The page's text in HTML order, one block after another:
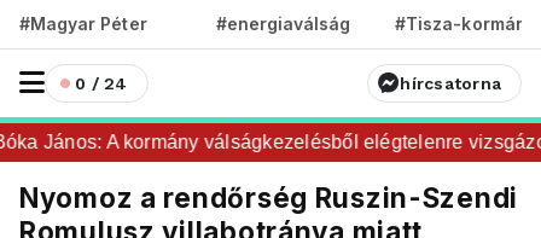
#Magyar Péter #energiaválság #Tisza-kormány
0 / 24 hírcsatorna
János: A kormány válságkezelésből elégtelenre vizsgázott
Nyomoz a rendőrség Ruszin-Szendi
Romulusz villabotránya miatt